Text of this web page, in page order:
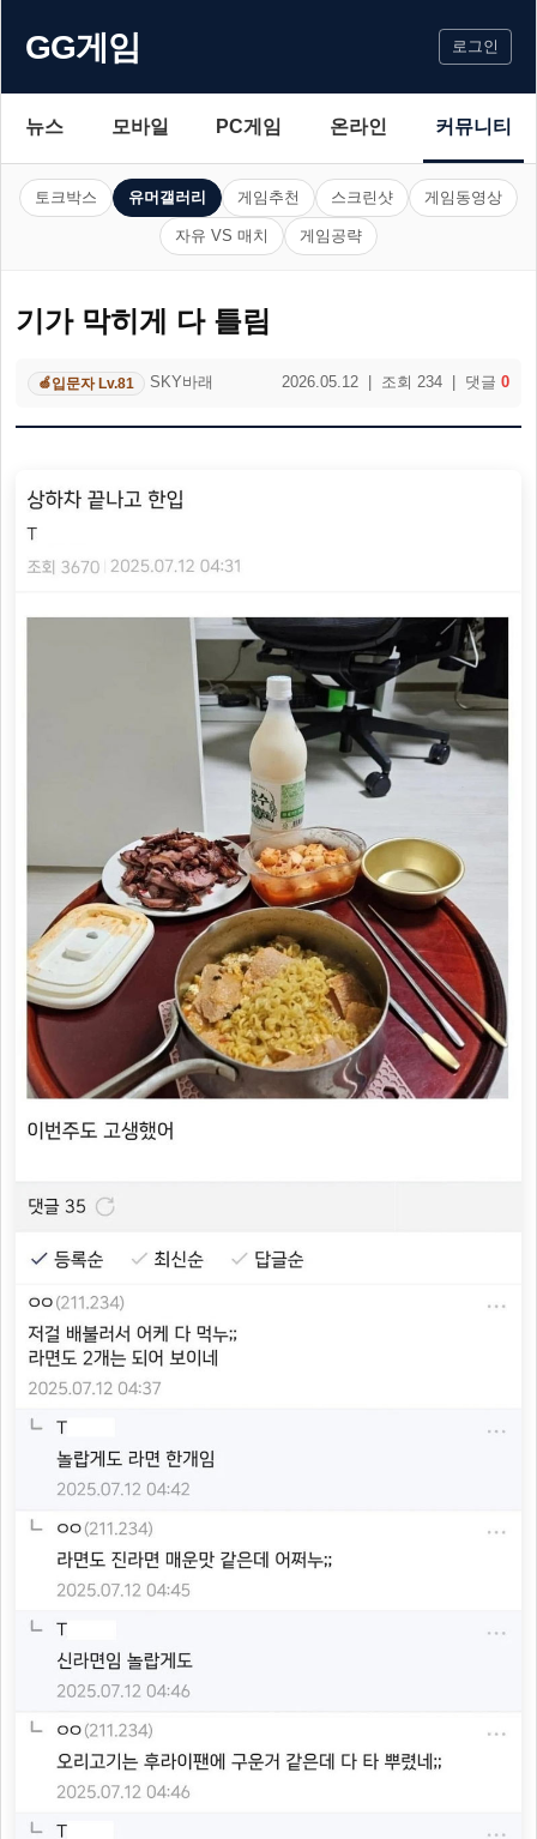
GG게임 로그인
뉴스 모바일 PC게임 온라인 커뮤니티
토크박스 유머갤러리 게임추천 스크린샷 게임동영상
자유 VS 매치 게임공략
기가 막히게 다 틀림
🍏입문자 Lv.81 SKY바래 2026.05.12 | 조회 234 | 댓글 0